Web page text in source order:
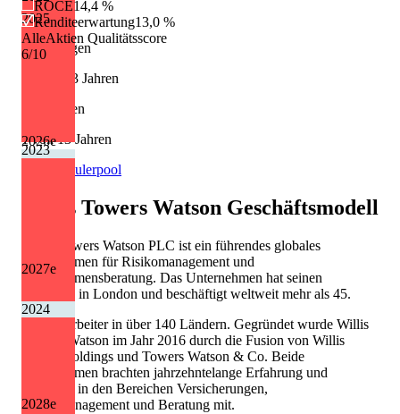
2025
2026e
2027e
2028e
2023
2024
ROCE14,4 %
Renditeerwartung13,0 %
AlleAktien Qualitätsscore
6/10
+9,9 %
Erhöhungen
12 von 13 Jahren
Kürzungen
1 von 13 Jahren
Quelle: Eulerpool
Willis Towers Watson Geschäftsmodell
Willis Towers Watson PLC ist ein führendes globales
Unternehmen für Risikomanagement und
Unternehmensberatung. Das Unternehmen hat seinen
Hauptsitz in London und beschäftigt weltweit mehr als 45.
000 Mitarbeiter in über 140 Ländern. Gegründet wurde Willis
Towers Watson im Jahr 2016 durch die Fusion von Willis
Group Holdings und Towers Watson & Co. Beide
Unternehmen brachten jahrzehntelange Erfahrung und
Expertise in den Bereichen Versicherungen,
Risikomanagement und Beratung mit.